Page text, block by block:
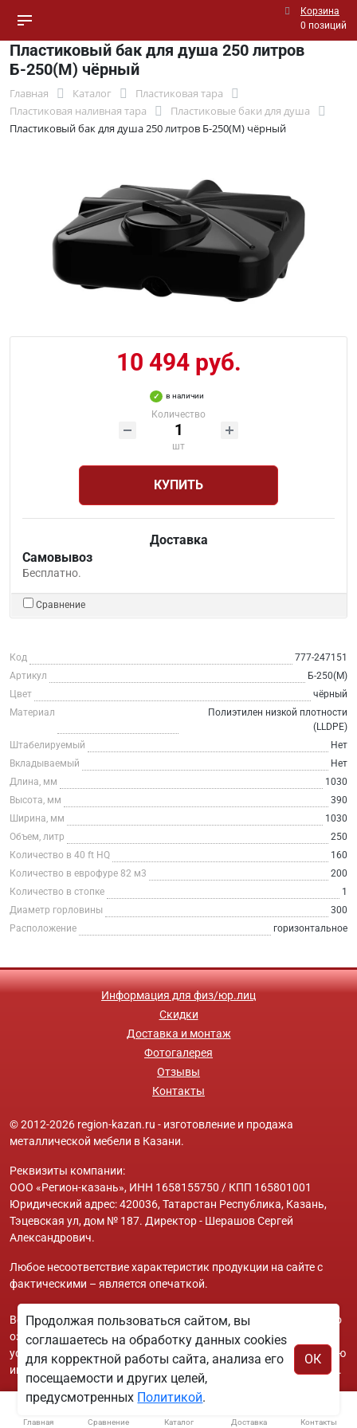
Корзина
0 позиций
Пластиковый бак для душа 250 литров
Б-250(М) чёрный
Главная Каталог
Пластиковая тара
Пластиковая наливная тара
Пластиковые баки для душа
Пластиковый бак для душа 250 литров Б-250(М) чёрный
10 494 руб.
в наличии
Количество
шт
КУПИТЬ
Доставка
Самовывоз
Бесплатно.
Сравнение
Код
777-247151
Артикул
Б-250(М)
Цвет
чёрный
Материал
Полиэтилен низкой плотности
(LLDPE)
Штабелируемый
Нет
Вкладываемый
Нет
Длина, мм
1030
Высота, мм
390
Ширина, мм
1030
Объем, литр
250
Количество в 40 ft HQ
160
Количество в еврофуре 82 м3
200
Количество в стопке
1
Диаметр горловины
300
Расположение
горизонтальное
Информация для физ/юр.лиц
Скидки
Доставка и монтаж
Фотогалерея
Отзывы
Контакты
© 2012-2026 region-kazan.ru - изготовление и продажа
металлической мебели в Казани.
Реквизиты компании:
ООО «Регион-казань», ИНН 1658155750 / КПП 165801001
Юридический адрес: 420036, Татарстан Республика, Казань,
Тэцевская ул, дом № 187. Директор - Шерашов Сергей
Александрович.
Любое несоответствие характеристик продукции на сайте с
фактическими – является опечаткой.
Вся информация на сайте region-kazan.ru носит исключительно
ознакомительный и справочный характер и ни при каких
условиях не является публичной офертой. Всю дополнительную
информацию можно узнать по телефонам указанным на сайте.
Главная Сравнение Каталог Доставка Контакты
Продолжая пользоваться сайтом, вы
соглашаетесь на обработку данных cookies
для корректной работы сайта, анализа его
посещаемости и других целей,
предусмотренных Политикой.
ОК